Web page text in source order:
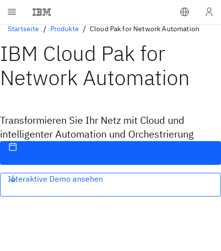
Startseite Produkte Cloud Pak for Network Automation
IBM Cloud Pak for
Network Automation
Transformieren Sie Ihr Netz mit Cloud und
intelligenter Automation und Orchestrierung
Interaktive Demo ansehen